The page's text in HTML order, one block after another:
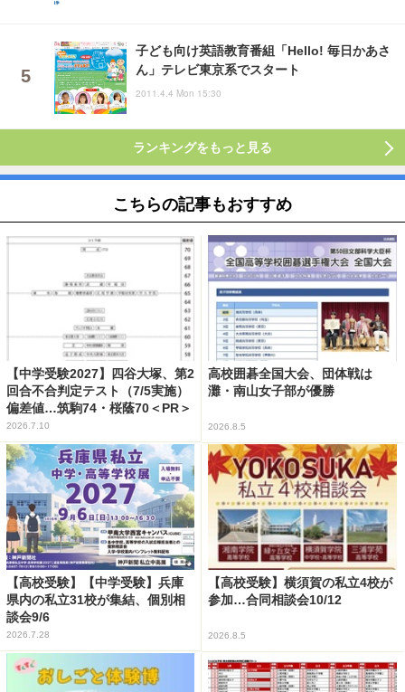
子ども向け英語教育番組「Hello! 毎日かあさ
ん」テレビ東京系でスタート
2011.4.4 Mon 15:30
ランキングをもっと見る
こちらの記事もおすすめ
【中学受験2027】四谷大塚、第2
回合不合判定テスト（7/5実施）
偏差値…筑駒74・桜蔭70＜PR＞
2026.7.10
高校囲碁全国大会、団体戦は
灘・南山女子部が優勝
2026.8.5
【高校受験】【中学受験】兵庫
県内の私立31校が集結、個別相
談会9/6
2026.7.28
【高校受験】横須賀の私立4校が
参加…合同相談会10/12
2026.8.5